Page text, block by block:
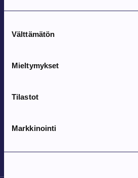
valinta
Välttämätön
Mieltymykset
Tilastot
Markkinointi
Parkanon kirjasto
Tapahtuma alkaa:
12.8.2026